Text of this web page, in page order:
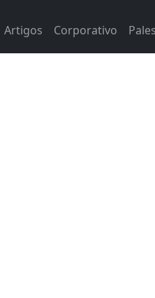
Artigos Corporativo